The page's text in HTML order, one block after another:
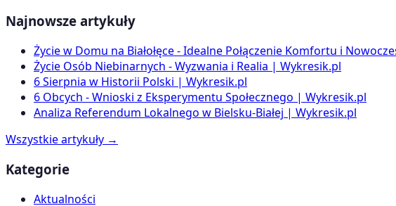
Najnowsze artykuły
Życie w Domu na Białołęce - Idealne Połączenie Komfortu i
Życie Osób Niebinarnych - Wyzwania i Realia | Wykresik.pl
6 Sierpnia w Historii Polski | Wykresik.pl
6 Obcych - Wnioski z Eksperymentu Społecznego | Wykresik.pl
Analiza Referendum Lokalnego w Bielsku-Białej | Wykresik.pl
Wszystkie artykuły →
Kategorie
Aktualności